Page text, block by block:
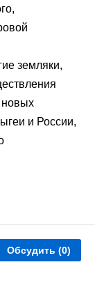
земляки,
новых
и России,
Обсудить (0)